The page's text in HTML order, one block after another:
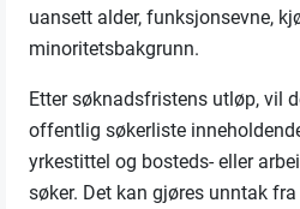
uansett alder, funksjonsevne,
minoritetsbakgrunn.
Etter søknadsfristens utløp, vil
offentlig søkerliste
yrkestittel og bosteds- eller
søker. Det kan gjøres unntak